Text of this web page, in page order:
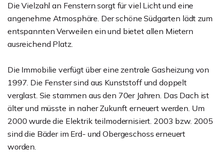
Die Vielzahl an Fenstern sorgt für viel Licht und eine
angenehme Atmosphäre. Der schöne Südgarten lädt zum
entspannten Verweilen ein und bietet allen Mietern
ausreichend Platz.
Die Immobilie verfügt über eine zentrale Gasheizung von
1997. Die Fenster sind aus Kunststoff und doppelt
verglast. Sie stammen aus den 70er Jahren. Das Dach ist
älter und müsste in naher Zukunft erneuert werden. Um
2000 wurde die Elektrik teilmodernisiert. 2003 bzw. 2005
sind die Bäder im Erd- und Obergeschoss erneuert
worden.